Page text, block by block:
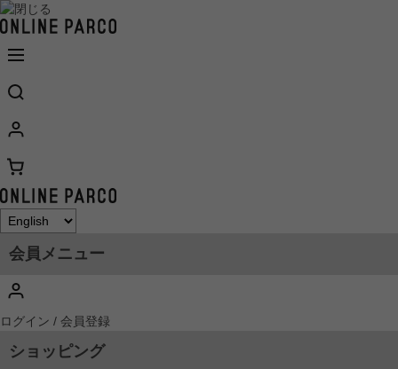
会員メニュー
ログイン / 会員登録
ショッピング